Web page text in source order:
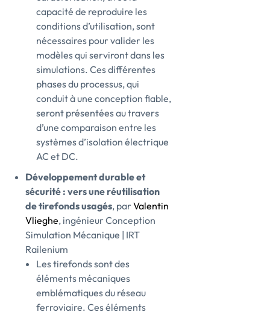
capacité de reproduire les
conditions d’utilisation, sont
nécessaires pour valider les
modèles qui serviront dans les
simulations. Ces différentes
phases du processus, qui
conduit à une conception fiable,
seront présentées au travers
d’une comparaison entre les
systèmes d’isolation électrique
AC et DC.
Développement durable et
sécurité : vers une réutilisation
de tirefonds usagés, parValentin
Vlieghe, ingénieur Conception
Simulation Mécanique | IRT
Railenium
Les tirefonds sont des
éléments mécaniques
emblématiques du réseau
ferroviaire. Ces éléments